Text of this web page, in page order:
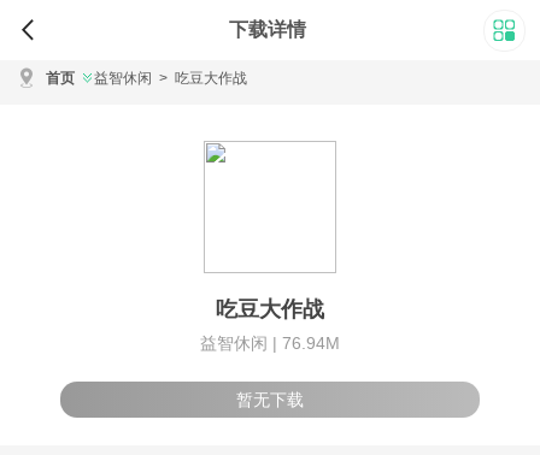
下载详情
首页 益智休闲 > 吃豆大作战
吃豆大作战
益智休闲 | 76.94M
暂无下载